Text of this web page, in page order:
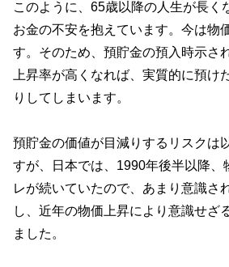
このように、65歳以降の人生が長く
お金の不安を抱えています。今は物
す。そのため、預貯金の預入時示さ
上昇率が高くなれば、実質的に預け
りしてしまいます。
預貯金の価値が目減りするリスクは
すが、日本では、1990年後半以降、
レが続いていたので、あまり意識さ
し、近年の物価上昇により意識せざ
ました。